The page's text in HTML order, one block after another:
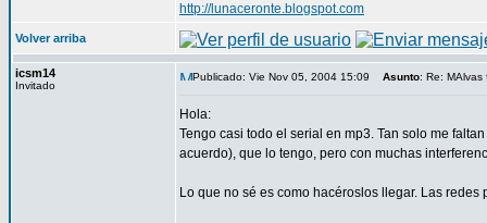
http://lunaceronte.blogspot.com
Volver arriba
icsm14
Invitado
Publicado: Vie Nov 05, 2004 15:09 Asunto: Re: MAlvas
Hola:
Tengo casi todo el serial en mp3. Tan solo me
acuerdo), que lo tengo, pero con muchas
Lo que no sé es como hacéroslos llegar. Las redes